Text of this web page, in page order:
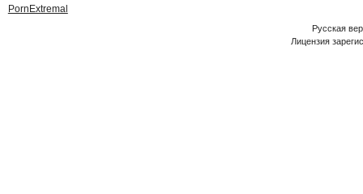
PornExtremal
Русская
Лицензия